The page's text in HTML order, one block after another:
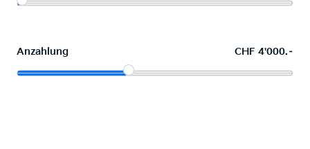
Anzahlung CHF 4'000.–